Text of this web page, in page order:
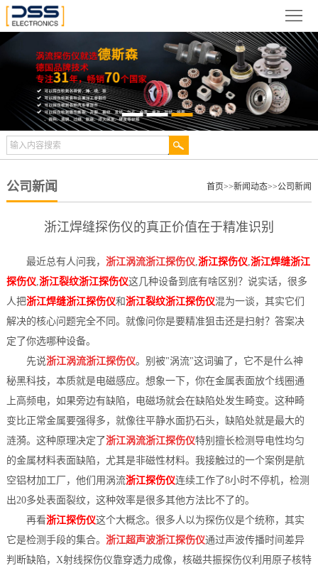
斯
动
态
品
展
检
测
合
伴
中
心
术
文
档
服
务
与
支
持
系
德
斯
森
公司新闻 首页>>新闻动态>>公司新闻
浙江焊缝探伤仪的真正价值在于精准识别
最近总有人问我， 浙江涡流浙江探伤仪, 浙江探伤仪, 浙江焊缝浙江
探伤仪, 浙江裂纹浙江探伤仪这几种设备到底有啥区别？说实话，很多
人把浙江焊缝浙江探伤仪和浙江裂纹浙江探伤仪混为一谈，其实它们
解决的核心问题完全不同。就像问你是要精准狙击还是扫射？答案决
定了你选哪种设备。
先说浙江涡流浙江探伤仪。别被"涡流"这词骗了，它不是什么神
秘黑科技，本质就是电磁感应。想象一下，你在金属表面放个线圈通
上高频电，如果旁边有缺陷，电磁场就会在缺陷处发生畸变。这种畸
变比正常金属要强得多，就像往平静水面扔石头，缺陷处就是最大的
涟漪。这种原理决定了浙江涡流浙江探伤仪特别擅长检测导电性均匀
的金属材料表面缺陷，尤其是非磁性材料。我接触过的一个案例是航
空铝材加工厂，他们用涡流浙江探伤仪连续工作了8小时不停机，检测
出20多处表面裂纹，这种效率是很多其他方法比不了的。
再看浙江探伤仪这个大概念。很多人以为探伤仪是个统称，其实
它是检测手段的集合。 浙江超声波浙江探伤仪通过声波传播时间差异
判断缺陷，X射线探伤仪靠穿透力成像，核磁共振探伤仪利用原子核特